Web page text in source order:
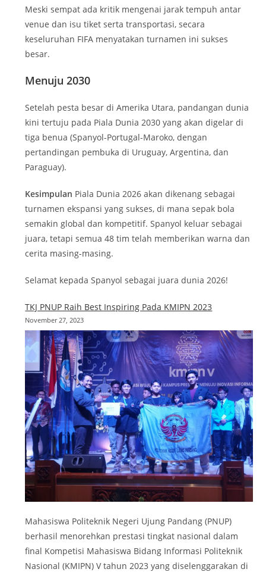
Meski sempat ada kritik mengenai jarak tempuh antar
venue dan isu tiket serta transportasi, secara
keseluruhan FIFA menyatakan turnamen ini sukses
besar.
Menuju 2030
Setelah pesta besar di Amerika Utara, pandangan dunia
kini tertuju pada Piala Dunia 2030 yang akan digelar di
tiga benua (Spanyol-Portugal-Maroko, dengan
pertandingan pembuka di Uruguay, Argentina, dan
Paraguay).
Kesimpulan Piala Dunia 2026 akan dikenang sebagai
turnamen ekspansi yang sukses, di mana sepak bola
semakin global dan kompetitif. Spanyol keluar sebagai
juara, tetapi semua 48 tim telah memberikan warna dan
cerita masing-masing.
Selamat kepada Spanyol sebagai juara dunia 2026!
TKJ PNUP Raih Best Inspiring Pada KMIPN 2023
November 27, 2023
Mahasiswa Politeknik Negeri Ujung Pandang (PNUP)
berhasil menorehkan prestasi tingkat nasional dalam
final Kompetisi Mahasiswa Bidang Informasi Politeknik
Nasional (KMIPN) V tahun 2023 yang diselenggarakan di